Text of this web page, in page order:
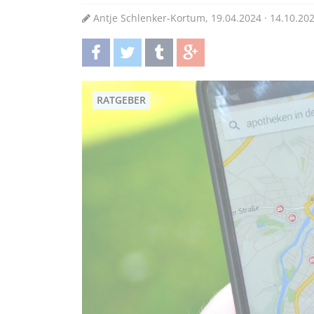
Antje Schlenker-Kortum, 19.04.2024 ·
teilentwittern teilen teilen
RATGEBER